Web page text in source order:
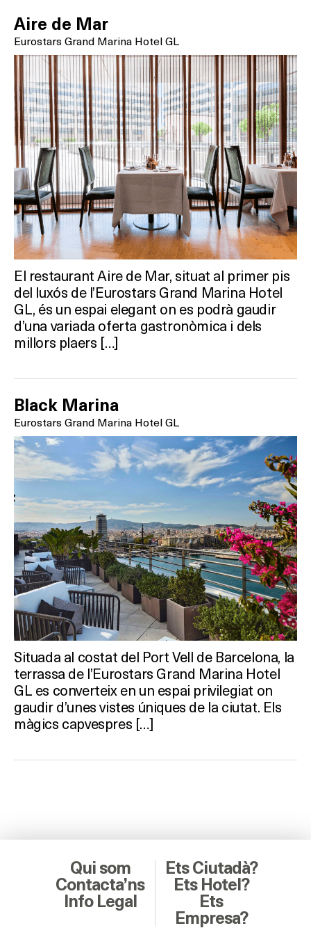
Aire de Mar
Eurostars Grand Marina Hotel GL
El restaurant Aire de Mar, situat al primer pis
del luxós de l’Eurostars Grand Marina Hotel
GL, és un espai elegant on es podrà gaudir
d’una variada oferta gastronòmica i dels
millors plaers […]
Black Marina
Eurostars Grand Marina Hotel GL
Situada al costat del Port Vell de Barcelona, la
terrassa de l’Eurostars Grand Marina Hotel
GL es converteix en un espai privilegiat on
gaudir d’unes vistes úniques de la ciutat. Els
màgics capvespres […]
Qui som
Contacta’ns
Info Legal
Ets Ciutadà?
Ets Hotel?
Ets
Empresa?